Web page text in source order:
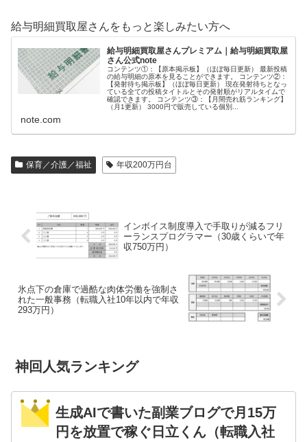
給与明細買取屋さんをもっと楽しみたい方へ
給与明細買取屋さんプレミアム｜給与明細買取屋
さん公式note
コンテンツ①：【原本掲示板】（ほぼ毎日更新） 最新投稿
の給与明細の原本を見ることができます。 コンテンツ②：
【発射待ち掲示板】（ほぼ毎日更新） 現在発射待ちとなっ
ている全ての投稿タイトルとその発射順がリアルタイムで
確認できます。 コンテンツ③：【月間売れ筋ランキング】
（月1更新） 3000円で販売している個別...
note.com
保育／介護／福祉 年収200万円台
インボイス制度導入で手取りが減るフリ
ーランスプログラマー（30歳くらいで年
収750万円）
氷点下の倉庫で過酷な肉体労働を強制さ
れた一般事務（転職入社10年以内で年収
293万円）
神回人気ランキング
生成AIで書いた副業ブログで月15万
円を放置で稼ぐ日立くん（転職入社